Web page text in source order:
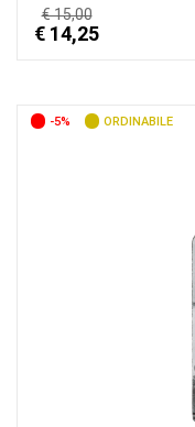
€ 15,00
€ 14,25
-5% ORDINABILE